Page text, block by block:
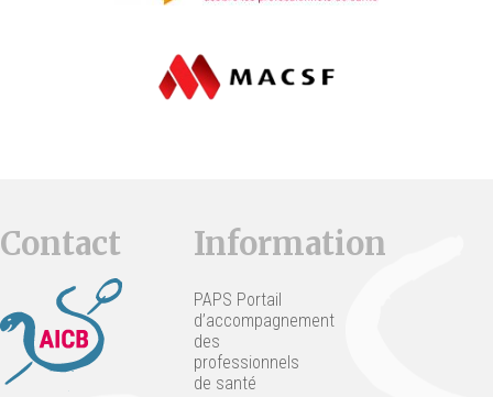
Contact Information
PAPS Portail
d’accompagnement
des
professionnels
de santé